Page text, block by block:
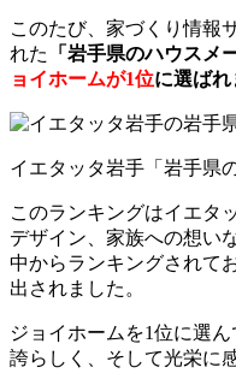
このたび、家づくり情報
れた
「岩手県のハウスメ
ョイホームが1位に選ばれ
イエタッタ岩手「岩手県
このランキングはイエタ
デザイン、家族への想い
中からランキングされて
出されました。
ジョイホームを1位に選
誇らしく、そして光栄に